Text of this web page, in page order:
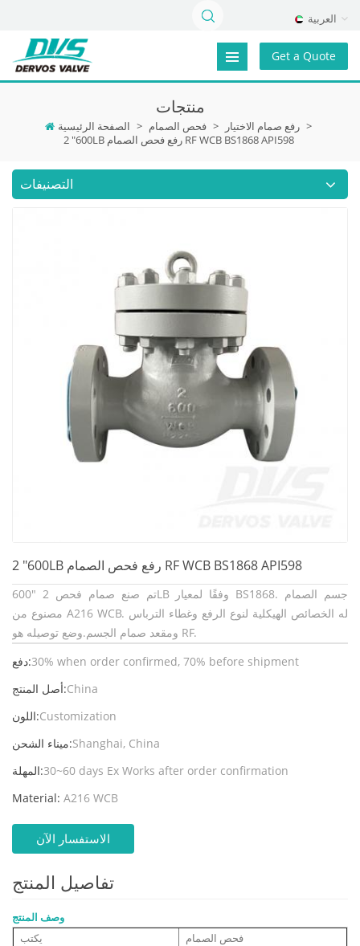
العربية
Get a Quote
منتجات
الصفحة الرئيسية > فحص الصمام > رفع صمام الاختيار >
2 "600LB رفع فحص الصمام RF WCB BS1868 API598
التصنيفات
2 "600LB رفع فحص الصمام RF WCB BS1868 API598
تم صنع صمام فحص 2 "600LB وفقًا لمعيار BS1868. جسم الصمام
مصنوع من A216 WCB. له الخصائص الهيكلية لنوع الرفع وغطاء الترباس
ومقعد صمام الجسم.وضع توصيله هو RF.
دفع:30% when order confirmed, 70% before shipment
أصل المنتج:China
اللون:Customization
ميناء الشحن:Shanghai, China
المهلة:30~60 days Ex Works after order confirmation
Material: A216 WCB
الاستفسار الآن
تفاصيل المنتج
وصف المنتج
يكتب
فحص الصمام